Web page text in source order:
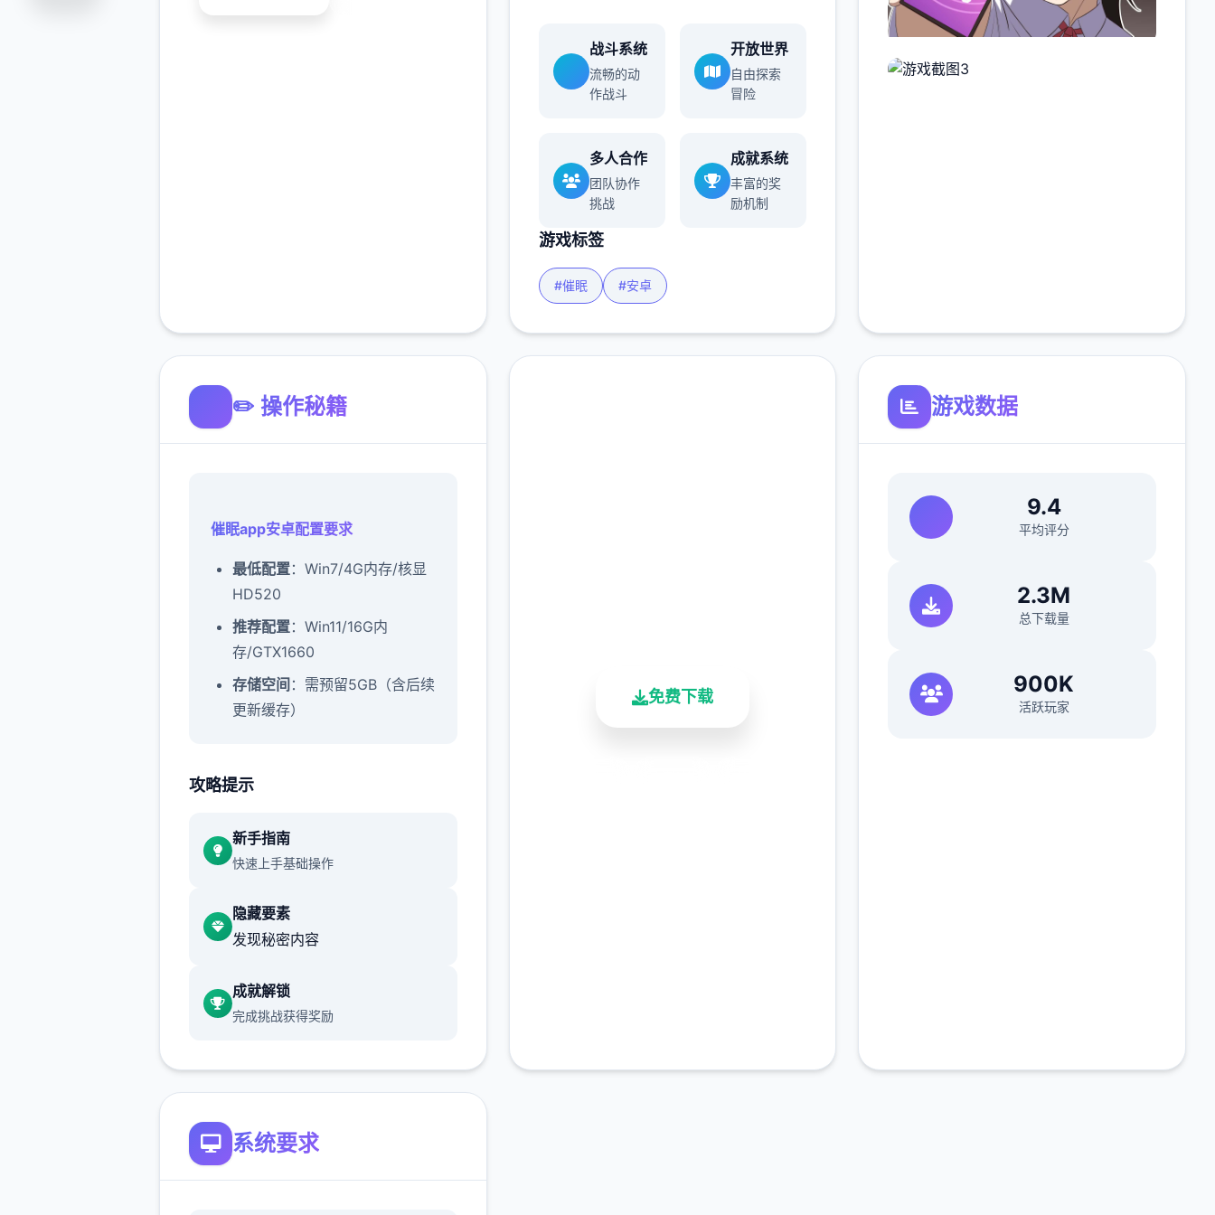
战斗系统
流畅的动
作战斗
开放世界
自由探索
冒险
多人合作
团队协作
挑战
成就系统
丰富的奖
励机制
游戏标签
#催眠 #安卓
✏️ 操作秘籍
催眠app安卓配置要求
​最低配置​​：Win7/4G内存/核显
HD520
​推荐配置​​：Win11/16G内
存/GTX1660
​存储空间​ ​：需预留5GB（含后续
更新缓存）
催眠app攻略：
新增chuang戏功能
现在可以进行床戏教学了
体育仓库和保健室均可触发chuang
保健室原本计划在特定时机解锁，
现在可以用剃刀自由修剪毛形状
该功能其实早已开发完成，但因未
攻略提示
新手指南
快速上手基础操作
隐藏要素
发现秘密内容
成就解锁
完成挑战获得奖励
免费下载
游戏数据
9.4
平均评分
2.3M
总下载量
900K
活跃玩家
系统要求